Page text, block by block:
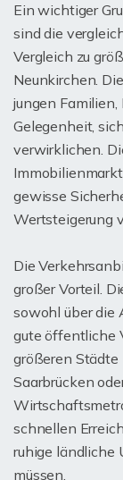
Ein wichtiger
sind die
Vergleich zu
Neunkirchen.
jungen Familien,
Gelegenheit,
verwirklichen.
gewisse
Wertsteigerung
Die
großer Vorteil.
sowohl über die
gute öffentliche
größeren Städte
Saarbrücken
schnellen
ruhige ländliche
müssen.